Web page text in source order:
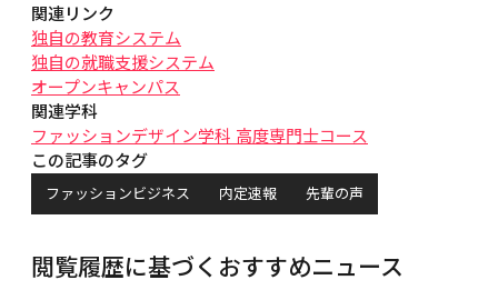
関連リンク
独自の教育システム
独自の就職支援システム
オープンキャンパス
関連学科
ファッションデザイン学科 高度専門士コース
この記事のタグ
ファッションビジネス 内定速報 先輩の声
閲覧履歴に基づくおすすめニュース